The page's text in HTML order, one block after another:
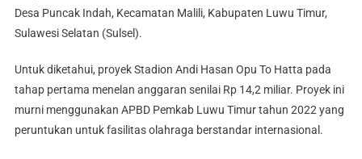
Desa Puncak Indah, Kecamatan Malili, Kabupaten Luwu Timur,
Sulawesi Selatan (Sulsel).
Untuk diketahui, proyek Stadion Andi Hasan Opu To Hatta pada
tahap pertama menelan anggaran senilai Rp 14,2 miliar. Proyek ini
murni menggunakan APBD Pemkab Luwu Timur tahun 2022 yang
peruntukan untuk fasilitas olahraga berstandar internasional.